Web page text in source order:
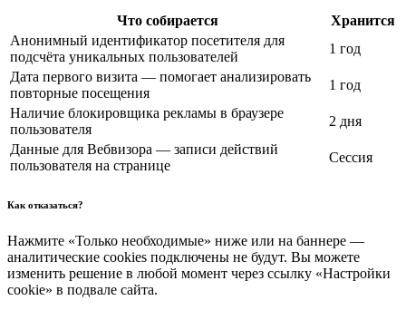
Что собирается
Хранится
Анонимный идентификатор посетителя для
подсчёта уникальных пользователей
1 год
Дата первого визита — помогает анализировать
повторные посещения
1 год
Наличие блокировщика рекламы в браузере
пользователя
2 дня
Данные для Вебвизора — записи действий
пользователя на странице
Сессия
Как отказаться?
Нажмите «Только необходимые» ниже или на баннере —
аналитические cookies подключены не будут. Вы можете
изменить решение в любой момент через ссылку «Настройки
cookie» в подвале сайта.